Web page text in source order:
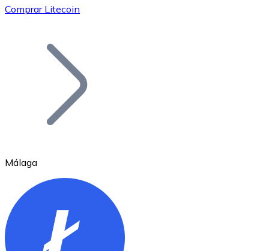
Bitcoin
Ethereum
ETH
Comprar Litecoin
Málaga